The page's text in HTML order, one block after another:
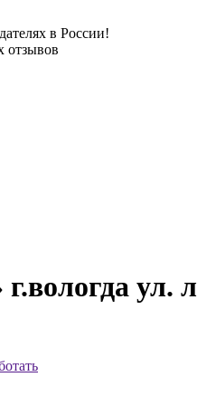
в России!
отзывов
г.вологда